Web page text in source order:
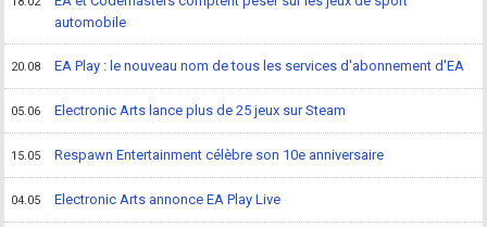
automobile
20.08 EA Play : le nouveau nom de tous les services d'abonnement d'EA
05.06 Electronic Arts lance plus de 25 jeux sur Steam
15.05 Respawn Entertainment célèbre son 10e anniversaire
04.05 Electronic Arts annonce EA Play Live